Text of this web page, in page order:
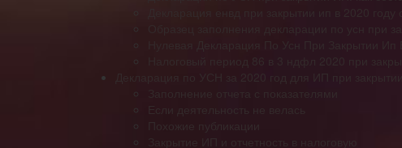
Образец заполнения декларации по усн при
Нулевая Декларация По Усн При Закрытии Ип
Декларация по УСН за 2020 год для ИП при
Если деятельность не велась